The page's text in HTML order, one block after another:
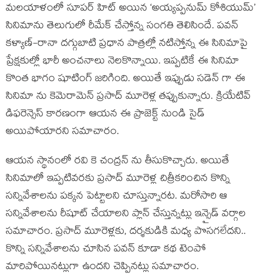
మలయాళంలో సూపర్ హిట్ అయిన ‘అయ్యప్పనుమ్ కోశియుమ్’
సినిమాను తెలుగులో రీమేక్ చేస్తోన్న సంగతి తెలిసిందే. పవన్
కళ్యాణ్-రానా దగ్గుబాటి ప్రధాన పాత్రల్లో నటిస్తోన్న ఈ సినిమాపై
ప్రేక్షకుల్లో భారీ అంచనాలు నెలకొన్నాయి. ఇప్పటికే ఈ సినిమా
కొంత భాగం షూటింగ్ జరిగింది. అయితే ఇప్పుడు సడెన్ గా ఈ
సినిమా ను కెమెరామెన్ ప్రసాద్ మూరెళ్ల తప్పుకున్నారు. క్రియేటివ్
డిఫరెన్సెస్ కారణంగా ఆయన ఈ ప్రాజెక్ట్ నుండి సైడ్
అయిపోయారని సమాచారం.
ఆయన స్థానంలో రవి కె చంద్రన్ ను తీసుకొచ్చారు. అయితే
సినిమాలో ఇప్పటివరకు ప్రసాద్ మూరెళ్ల చిత్రీకరించిన కొన్ని
సన్నివేశాలను పక్కన పెట్టాలని చూస్తున్నారట. మరోసారి ఆ
సన్నివేశాలను రీషూట్ చేయాలని ప్లాన్ చేస్తున్నట్లు ఇన్సైడ్ వర్గాల
సమాచారం. ప్రసాద్ మూరెళ్లకు, దర్శకుడికి మధ్య పొసగలేదని..
కొన్ని సన్నివేశాలను చూసిన పవన్ కూడా కథ టెంపో
మారిపోయినట్లుగా ఉందని చెప్పినట్లు సమాచారం.